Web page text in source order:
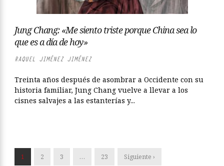
Jung Chang: «Me siento triste porque China sea lo
que es a día de hoy»
RAQUEL JIMÉNEZ JIMÉNEZ
Treinta años después de asombrar a Occidente con su
historia familiar, Jung Chang vuelve a llevar a los
cisnes salvajes a las estanterías y...
1 2 3 … 23 Siguiente ›